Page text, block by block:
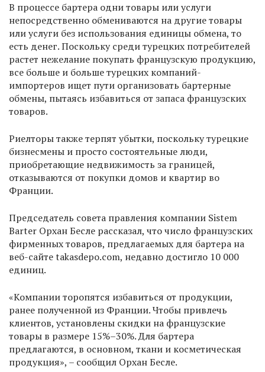
В процессе бартера одни товары или услуги
непосредственно обмениваются на другие товары
или услуги без использования единицы обмена, то
есть денег. Поскольку среди турецких потребителей
растет нежелание покупать французскую продукцию,
все больше и больше турецких компаний-
импортеров ищет пути организовать бартерные
обмены, пытаясь избавиться от запаса французских
товаров.
Риелторы также терпят убытки, поскольку турецкие
бизнесмены и просто состоятельные люди,
приобретающие недвижимость за границей,
отказываются от покупки домов и квартир во
Франции.
Председатель совета правления компании Sistem
Barter Орхан Бесле рассказал, что число французских
фирменных товаров, предлагаемых для бартера на
веб-сайте takasdepo.com, недавно достигло 10 000
единиц.
«Компании торопятся избавиться от продукции,
ранее полученной из Франции. Чтобы привлечь
клиентов, установлены скидки на французские
товары в размере 15%–30%. Для бартера
предлагаются, в основном, ткани и косметическая
продукция», – сообщил Орхан Бесле.